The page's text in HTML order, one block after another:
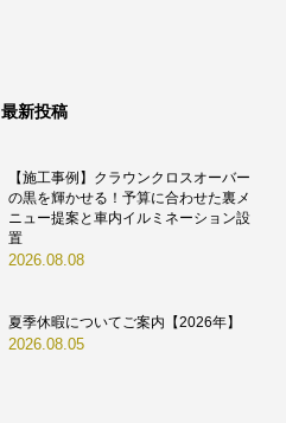
最新投稿
【施工事例】クラウンクロスオーバー
の黒を輝かせる！予算に合わせた裏メ
ニュー提案と車内イルミネーション設
置
2026.08.08
夏季休暇についてご案内【2026年】
2026.08.05